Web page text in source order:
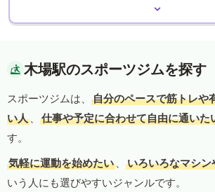
木場駅のスポーツジムを探す
スポーツジムは、
自分のペースで筋トレや
い人 、 仕事や予定に合わせて自由に通いた
す。
気軽に運動を始めたい 、 いろいろなマシ
いう人にも選びやすいジャンルです。